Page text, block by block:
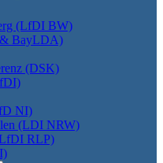
(LfDI BW)
BayLDA)
(DSK)
NI)
(LDI NRW)
RLP)